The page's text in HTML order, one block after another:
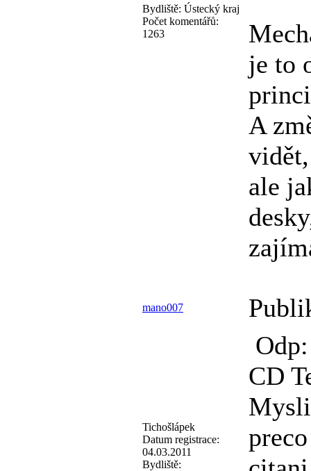
Bydliště: Ústecký kraj
Počet komentářů:
1263
je to
A
ale
mano007
Tichošlápek
Datum registrace:
04.03.2011
Bydliště:
CD